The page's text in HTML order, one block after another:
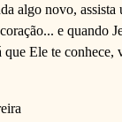
algo novo,
e quando
que Ele te conhece,